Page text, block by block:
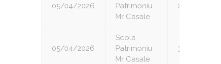
05/04/2026
Patrimoniu
Mr Casale
2
05/04/2026
Scola
Patrimoniu
Mr Casale
3